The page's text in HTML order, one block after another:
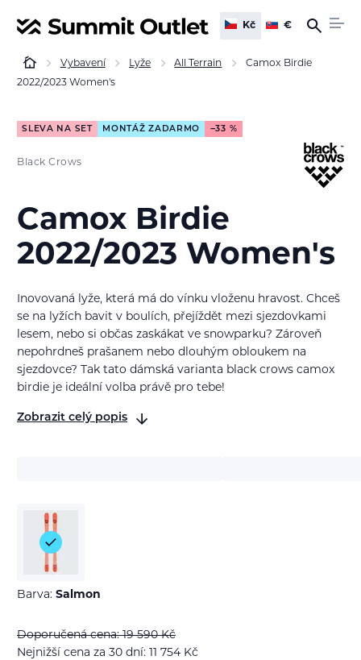
Kč €
Vybavení Lyže All Terrain
Camox Birdie
2022/2023 Women's
SLEVA NA SET MONTÁŽ ZADARMO −33 %
Black Crows
Camox Birdie
2022/2023 Women's
Inovovaná lyže, která má do vínku vloženu hravost. Chceš
se na lyžích bavit v boulích, přejíždět mezi sjezdovkami
lesem, nebo si občas zaskákat ve snowparku? Zároveň
nepohrdneš prašanem nebo dlouhým obloukem na
sjezdovce? Tak tato dámská varianta black crows camox
birdie je ideální volba právě pro tebe!
Zobrazit celý popis
Barva: Salmon
Doporučená cena: 19 590Kč
Nejnižší cena za 30 dní: 11 754 Kč